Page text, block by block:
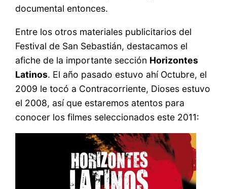
documental entonces.
Entre los otros materiales publicitarios del
Festival de San Sebastián, destacamos el
afiche de la importante sección Horizontes
Latinos. El año pasado estuvo ahí Octubre, el
2009 le tocó a Contracorriente, Dioses estuvo
el 2008, así que estaremos atentos para
conocer los filmes seleccionados este 2011: